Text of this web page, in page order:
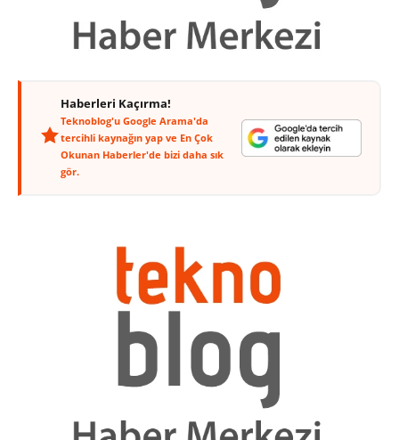
Haberleri Kaçırma!
Teknoblog'u Google Arama'da
tercihli kaynağın yap ve En Çok
Okunan Haberler'de bizi daha sık
gör.